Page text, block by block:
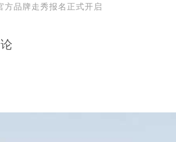
方品牌走秀报名正式开启